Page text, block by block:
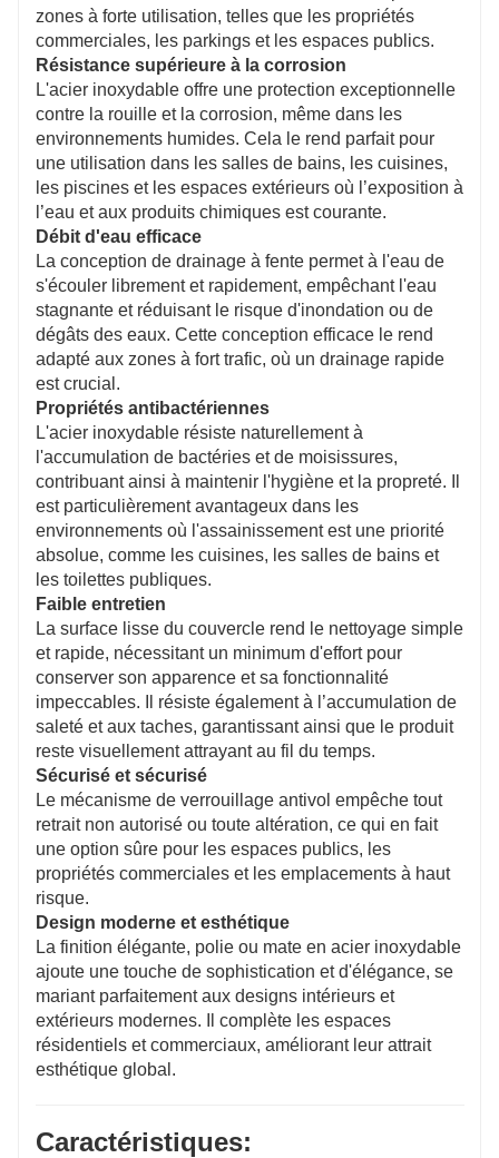
zones à forte utilisation, telles que les propriétés
commerciales, les parkings et les espaces publics.
Résistance supérieure à la corrosion
L'acier inoxydable offre une protection exceptionnelle
contre la rouille et la corrosion, même dans les
environnements humides. Cela le rend parfait pour
une utilisation dans les salles de bains, les cuisines,
les piscines et les espaces extérieurs où l’exposition à
l’eau et aux produits chimiques est courante.
Débit d'eau efficace
La conception de drainage à fente permet à l'eau de
s'écouler librement et rapidement, empêchant l'eau
stagnante et réduisant le risque d'inondation ou de
dégâts des eaux. Cette conception efficace le rend
adapté aux zones à fort trafic, où un drainage rapide
est crucial.
Propriétés antibactériennes
L'acier inoxydable résiste naturellement à
l'accumulation de bactéries et de moisissures,
contribuant ainsi à maintenir l'hygiène et la propreté. Il
est particulièrement avantageux dans les
environnements où l'assainissement est une priorité
absolue, comme les cuisines, les salles de bains et
les toilettes publiques.
Faible entretien
La surface lisse du couvercle rend le nettoyage simple
et rapide, nécessitant un minimum d'effort pour
conserver son apparence et sa fonctionnalité
impeccables. Il résiste également à l’accumulation de
saleté et aux taches, garantissant ainsi que le produit
reste visuellement attrayant au fil du temps.
Sécurisé et sécurisé
Le mécanisme de verrouillage antivol empêche tout
retrait non autorisé ou toute altération, ce qui en fait
une option sûre pour les espaces publics, les
propriétés commerciales et les emplacements à haut
risque.
Design moderne et esthétique
La finition élégante, polie ou mate en acier inoxydable
ajoute une touche de sophistication et d'élégance, se
mariant parfaitement aux designs intérieurs et
extérieurs modernes. Il complète les espaces
résidentiels et commerciaux, améliorant leur attrait
esthétique global.
Caractéristiques: